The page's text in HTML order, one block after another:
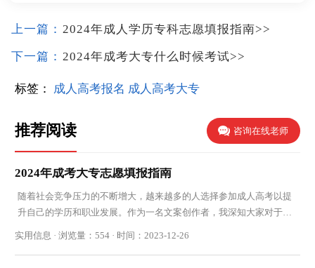
上一篇： 2024年成人学历专科志愿填报指南>>
下一篇： 2024年成考大专什么时候考试>>
标签： 成人高考报名 成人高考大专
推荐阅读 咨询在线老师
2024年成考大专志愿填报指南
随着社会竞争压力的不断增大，越来越多的人选择参加成人高考以提
升自己的学历和职业发展。作为一名文案创作者，我深知大家对于志
愿填报的重要性和困惑。为了帮助那些参加202
实用信息 · 浏览量：554 · 时间：2023-12-26